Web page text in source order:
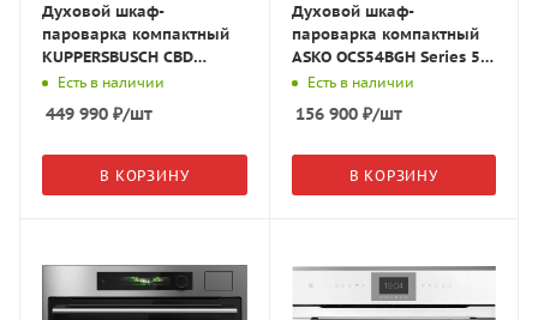
Духовой шкаф-
пароварка компактный
KUPPERSBUSCH CBD
6550.0 W2 белое
стекло/Black Chrome
Есть в наличии
449 990 ₽/шт
В КОРЗИНУ
Духовой шкаф-
пароварка компактный
ASKO OCS54BGH Series 5,
NYACraft Glass чёрное
стекло 744546
Есть в наличии
156 900₽/шт
В КОРЗИНУ